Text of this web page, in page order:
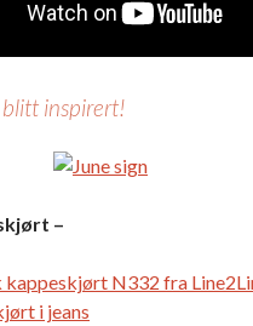
inspirert!
–
kappeskjørt N332 fra
i jeans